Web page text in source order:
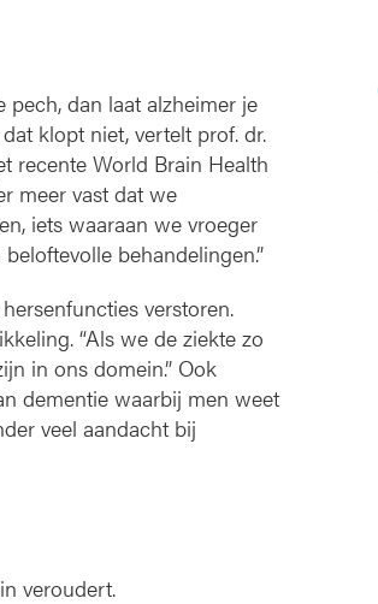
pech, dan laat alzheimer je
klopt niet, vertelt prof. dr.
recente World Brain Health
meer vast dat we
iets waaraan we vroeger
behandelingen.”
verstoren.
“Als we de ziekte zo
in ons domein.” Ook
dementie waarbij men weet
veel aandacht bij
veroudert.